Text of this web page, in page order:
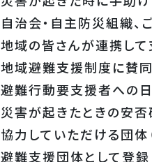
自治会・自主防災組織、
地域の皆さんが連携して
地域避難支援制度に賛同
避難行動要支援者への
災害が起きたときの安
協力していただける団体
避難支援団体として登録